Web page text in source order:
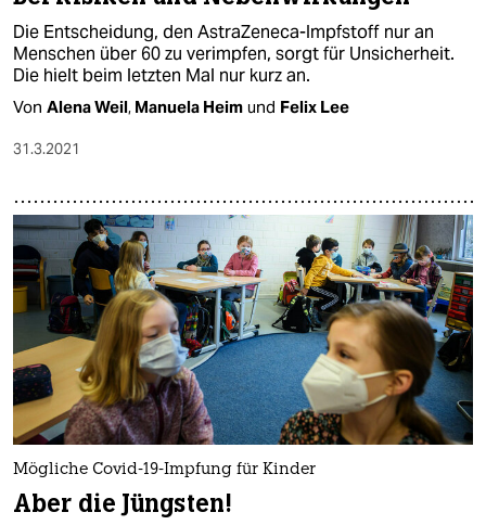
Die Entscheidung, den AstraZeneca-Impfstoff nur an
Menschen über 60 zu verimpfen, sorgt für Unsicherheit.
Die hielt beim letzten Mal nur kurz an.
Von Alena Weil, Manuela Heim und Felix Lee
31.3.2021
Mögliche Covid-19-Impfung für Kinder
Aber die Jüngsten!